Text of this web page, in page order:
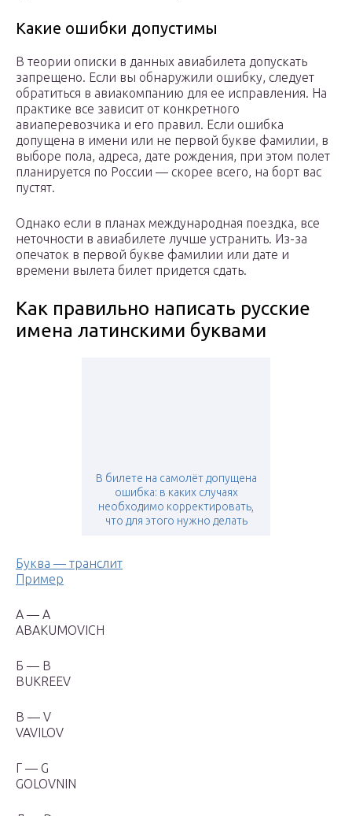
Какие ошибки допустимы
В теории описки в данных авиабилета допускать
запрещено. Если вы обнаружили ошибку, следует
обратиться в авиакомпанию для ее исправления. На
практике все зависит от конкретного
авиаперевозчика и его правил. Если ошибка
допущена в имени или не первой букве фамилии, в
выборе пола, адреса, дате рождения, при этом полет
планируется по России — скорее всего, на борт вас
пустят.
Однако если в планах международная поездка, все
неточности в авиабилете лучше устранить. Из-за
опечаток в первой букве фамилии или дате и
времени вылета билет придется сдать.
Как правильно написать русские
имена латинскими буквами
В билете на самолёт допущена
ошибка: в каких случаях
необходимо корректировать,
что для этого нужно делать
Буква — транслит
Пример
А — A
ABAKUMOVICH
Б — B
BUKREEV
В — V
VAVILOV
Г — G
GOLOVNIN